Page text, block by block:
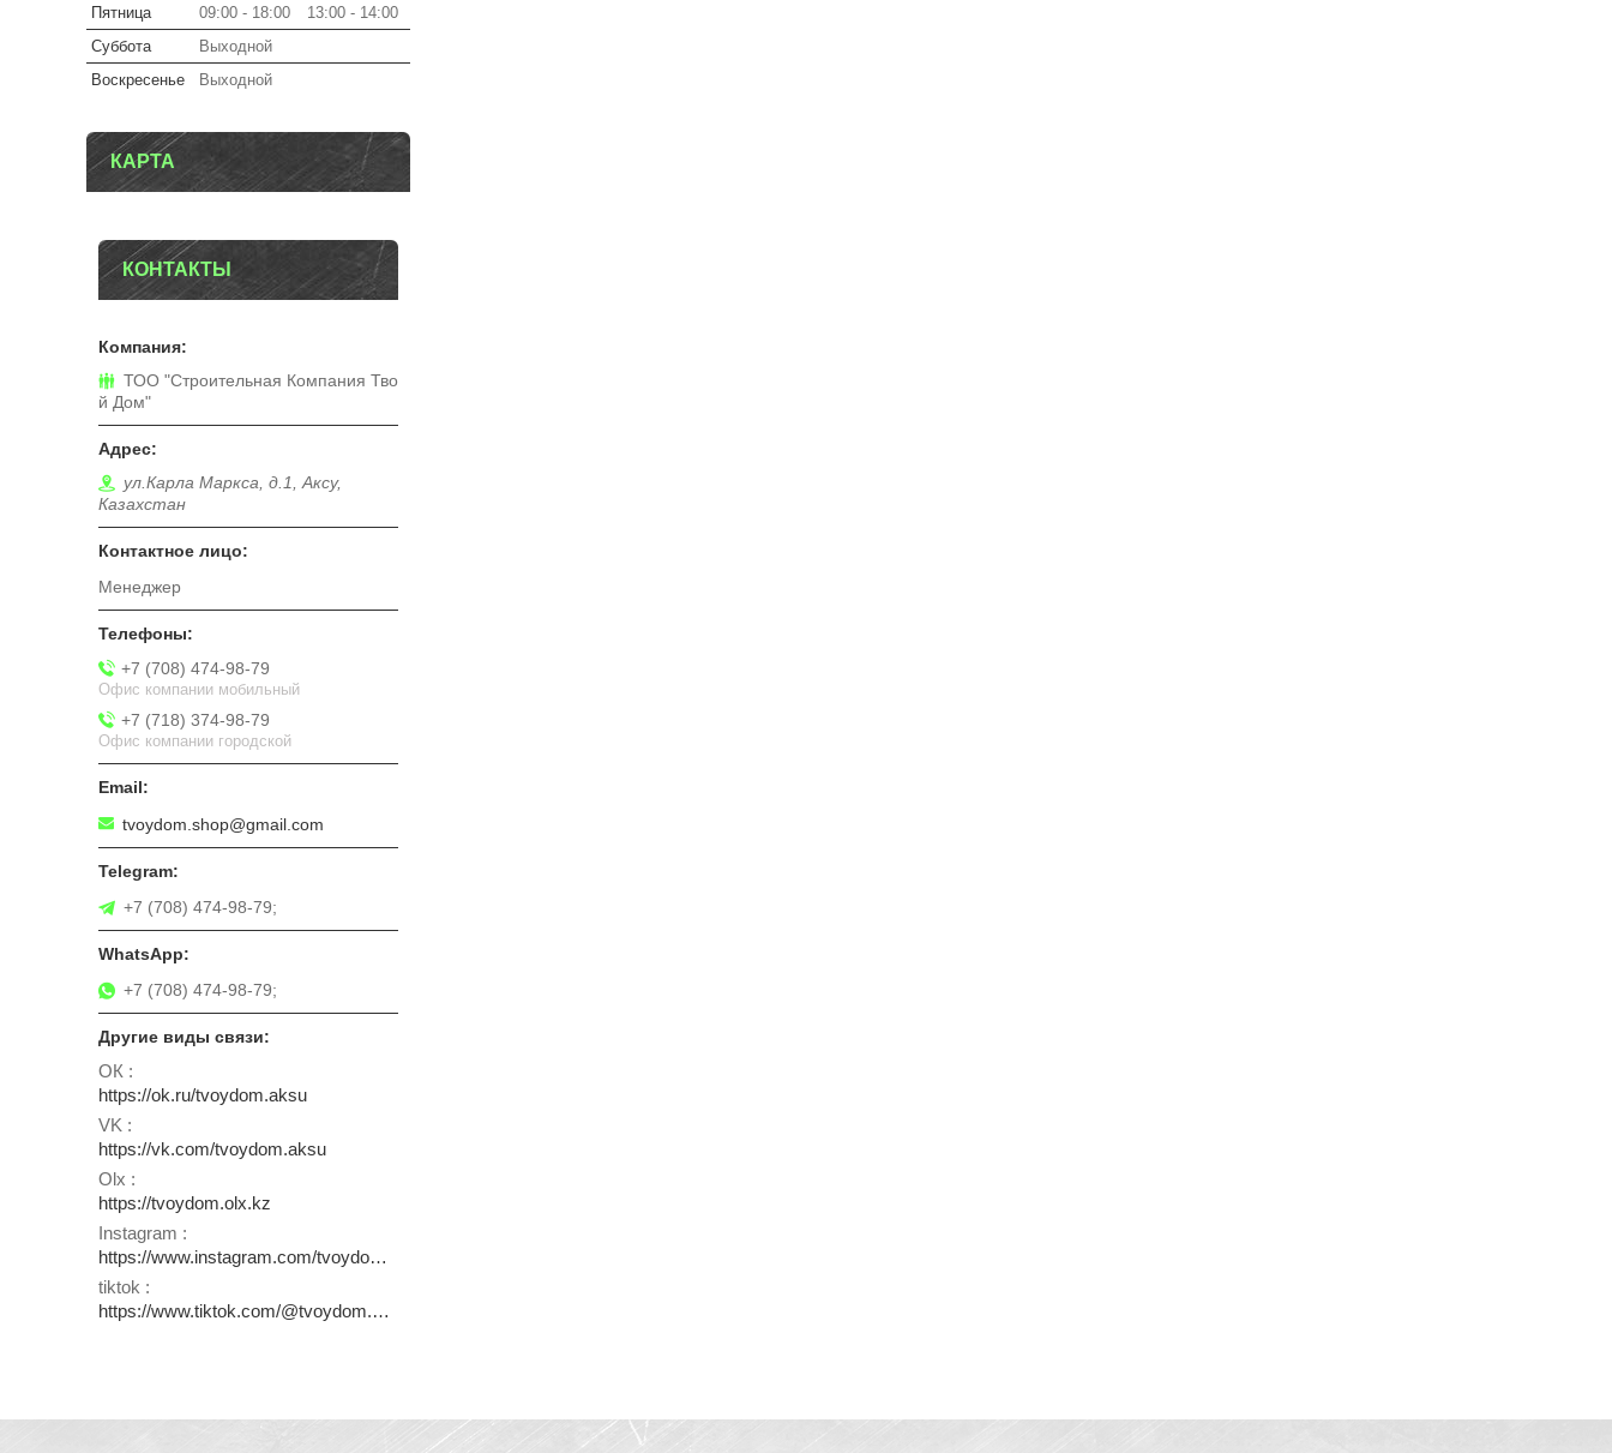
Пятница
09:00 18:00 13:00
14:00
Суббота
Выходной
Воскресенье
Выходной
КАРТА
КОНТАКТЫ
ТОО "Строительная Компания Тво
й Дом"
ул.Карла Маркса, д.1, Аксу,
Казахстан
Менеджер
+7 (708) 474-98-79
Офис компании мобильный
+7 (718) 374-98-79
Офис компании городской
tvoydom.shop@gmail.com
+7 (708) 474-98-79;
+7 (708) 474-98-79;
ОК
https://ok.ru/tvoydom.aksu
VK
https://vk.com/tvoydom.aksu
Olx
https://tvoydom.olx.kz
Instagram
https://www.instagram.com/tvoydom.aksu
tiktok
https://www.tiktok.com/@tvoydom.aksu